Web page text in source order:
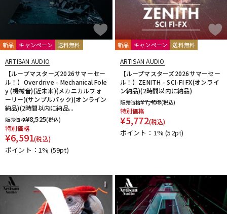
管楽器 その他楽器
アンプ エフェクター
DJ機器
レコーディング機器
中古 ヴィンテージ
新品 キャンペーン 送料無料
ARTISAN AUDIO
【ループマスターズ2026サマーセー
ル！】Overdrive - Mechanical Fole
y (機械音)(近未来)(メカニカルフォ
ーリー)(サンプルパック)(オンライン
納品)(2時間以内に納品...
販売価格¥8,525(税込)
特別価格
¥6,591(税込)
ポイント：1% (59pt)
新品 キャンペーン 送料無料
ARTISAN AUDIO
【ループマスターズ2026サマーセー
ル！】ZENITH - SCI-FI FX(オンライ
ン納品)(2時間以内に納品)
販売価格¥7,458(税込)
特別価格
¥5,772(税込)
ポイント：1%(52pt)